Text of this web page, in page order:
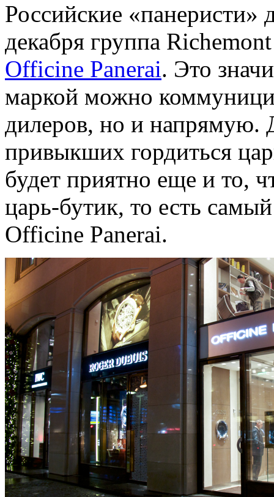
Российские
декабря группа
Officine Panerai. Это
маркой можно
дилеров, но и напрямую.
привыкших гордиться
будет приятно еще и то,
царь-бутик, то есть
Officine Panerai.